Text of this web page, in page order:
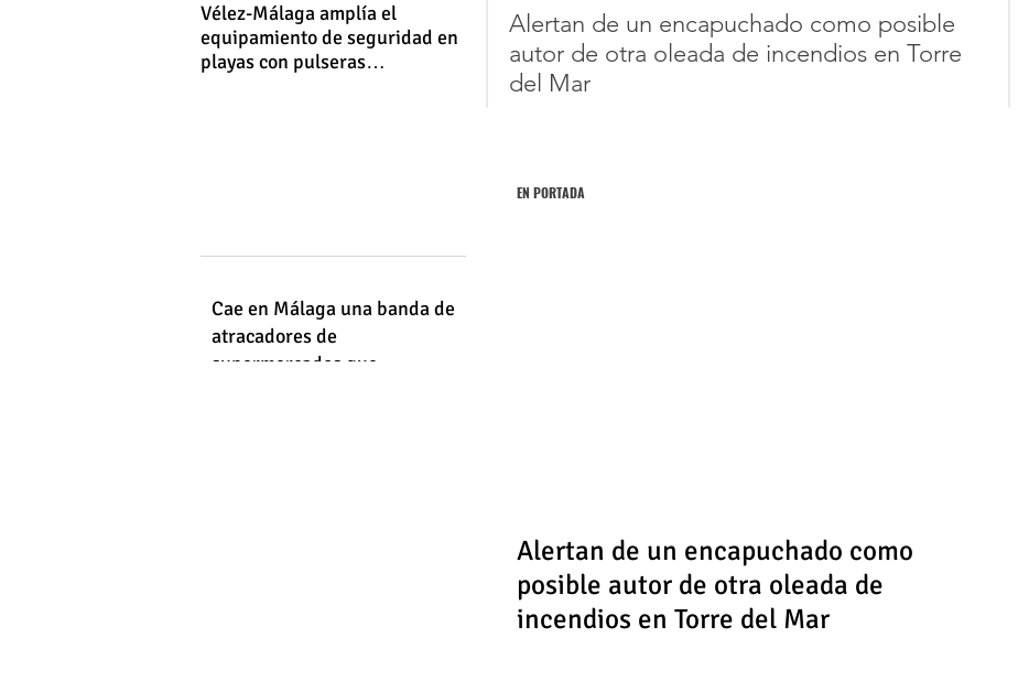
Vélez-Málaga amplía el
equipamiento de seguridad en
playas con pulseras
Alertan de un encapuchado como posible
autor de otra oleada de incendios en Torre
del Mar
Cae en Málaga una banda de
atracadores de
supermercados que
EN PORTADA
Alertan de un encapuchado como
posible autor de otra oleada de
incendios en Torre del Mar